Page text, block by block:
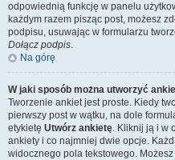
odpowiednią funkcję w panelu
każdym razem pisząc post, możesz
podpisu, usuwając w formularzu
Dołącz podpis.
Na górę
W jaki sposób można utworzyć
Tworzenie ankiet jest proste. Kiedy
pierwszy post w wątku, na dole
etykietę Utwórz ankietę. Kliknij ją i w
ankiety i co najmniej dwie opcje.
widocznego pola tekstowego.